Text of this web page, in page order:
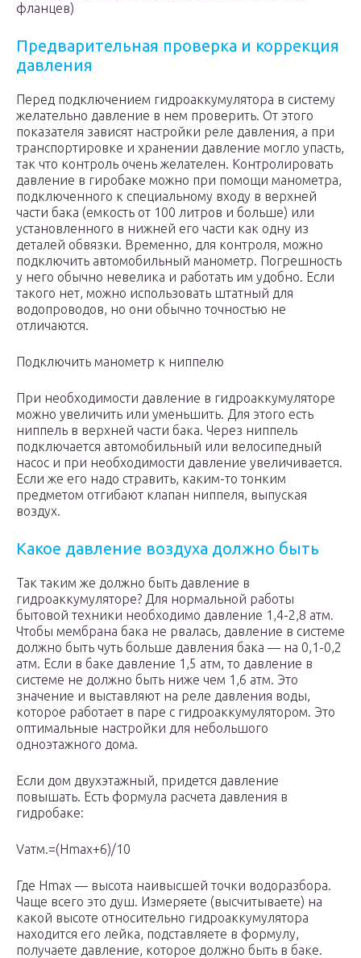
фланцев)
Предварительная проверка и коррекция
давления
Перед подключением гидроаккумулятора в систему
желательно давление в нем проверить. От этого
показателя зависят настройки реле давления, а при
транспортировке и хранении давление могло упасть,
так что контроль очень желателен. Контролировать
давление в гиробаке можно при помощи манометра,
подключенного к специальному входу в верхней
части бака (емкость от 100 литров и больше) или
установленного в нижней его части как одну из
деталей обвязки. Временно, для контроля, можно
подключить автомобильный манометр. Погрешность
у него обычно невелика и работать им удобно. Если
такого нет, можно использовать штатный для
водопроводов, но они обычно точностью не
отличаются.
Подключить манометр к ниппелю
При необходимости давление в гидроаккумуляторе
можно увеличить или уменьшить. Для этого есть
ниппель в верхней части бака. Через ниппель
подключается автомобильный или велосипедный
насос и при необходимости давление увеличивается.
Если же его надо стравить, каким-то тонким
предметом отгибают клапан ниппеля, выпуская
воздух.
Какое давление воздуха должно быть
Так таким же должно быть давление в
гидроаккумуляторе? Для нормальной работы
бытовой техники необходимо давление 1,4-2,8 атм.
Чтобы мембрана бака не рвалась, давление в системе
должно быть чуть больше давления бака — на 0,1-0,2
атм. Если в баке давление 1,5 атм, то давление в
системе не должно быть ниже чем 1,6 атм. Это
значение и выставляют на реле давления воды,
которое работает в паре с гидроаккумулятором. Это
оптимальные настройки для небольшого
одноэтажного дома.
Если дом двухэтажный, придется давление
повышать. Есть формула расчета давления в
гидробаке:
Vатм.=(Hmax+6)/10
Где Hmax — высота наивысшей точки водоразбора.
Чаще всего это душ. Измеряете (высчитываете) на
какой высоте относительно гидроаккумулятора
находится его лейка, подставляете в формулу,
получаете давление, которое должно быть в баке.